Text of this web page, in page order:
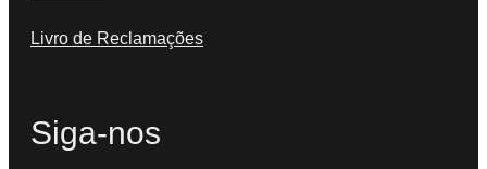
Livro de Reclamações
Siga-nos